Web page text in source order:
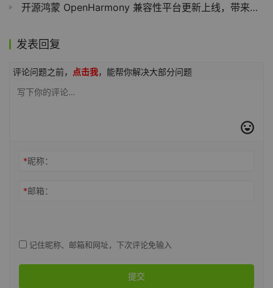
开源鸿蒙 OpenHarmony 兼容性平台更新上线，带来进度提醒、公示管理、证书下载等
发表回复
评论问题之前， 点击我，能帮你解决大部分问题
*昵称：
*邮箱：
记住昵称、邮箱和网址，下次评论免输入
提交